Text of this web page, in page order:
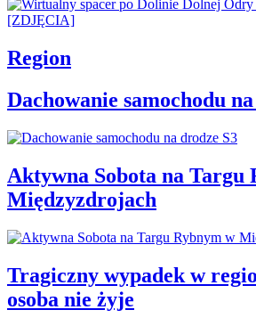
Region
Dachowanie samochodu
Aktywna Sobota na Targu
Międzyzdrojach
Tragiczny wypadek w
osoba nie żyje